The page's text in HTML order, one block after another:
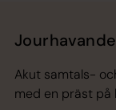
Akut samtals-
med en präst på